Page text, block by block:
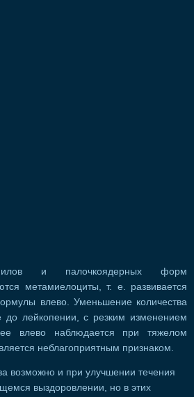
и палочкоядерных форм
метамиелоциты, т. е. развивается
влево. Уменьшение количества
до лейкопении, с резким изменением
влево наблюдается при тяжелом
неблагоприятным признаком.
возможно и при улучшении течения
выздоровлении, но в этих